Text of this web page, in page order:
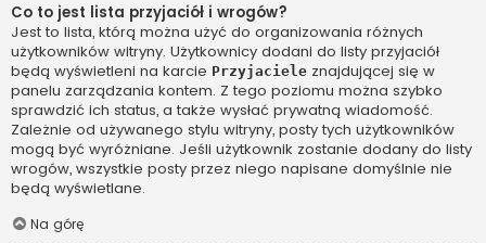
Co to jest lista przyjaciół i wrogów?
Jest to lista, którą można użyć do organizowania różnych
użytkowników witryny. Użytkownicy dodani do listy przyjaciół
będą wyświetleni na karcie Przyjaciele znajdującej się w
panelu zarządzania kontem. Z tego poziomu można szybko
sprawdzić ich status, a także wysłać prywatną wiadomość.
Zależnie od używanego stylu witryny, posty tych użytkowników
mogą być wyróżniane. Jeśli użytkownik zostanie dodany do listy
wrogów, wszystkie posty przez niego napisane domyślnie nie
będą wyświetlane.
Na górę